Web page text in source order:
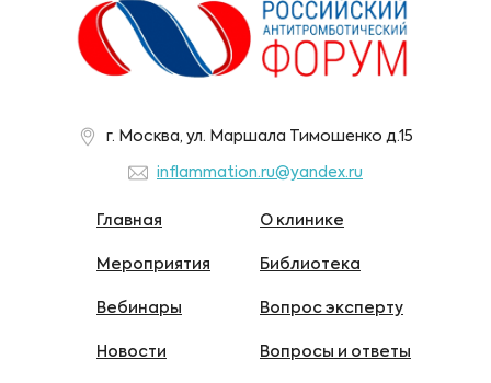
г. Москва, ул. Маршала Тимошенко д.15
inflammation.ru@yandex.ru
Главная
Мероприятия
Вебинары
Новости
О клинике
Библиотека
Вопрос эксперту
Вопросы и ответы